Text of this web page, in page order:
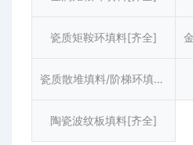
瓷质矩鞍环填料[齐全]
瓷质散堆填料/阶梯环填料[齐全]
陶瓷波纹板填料[齐全]